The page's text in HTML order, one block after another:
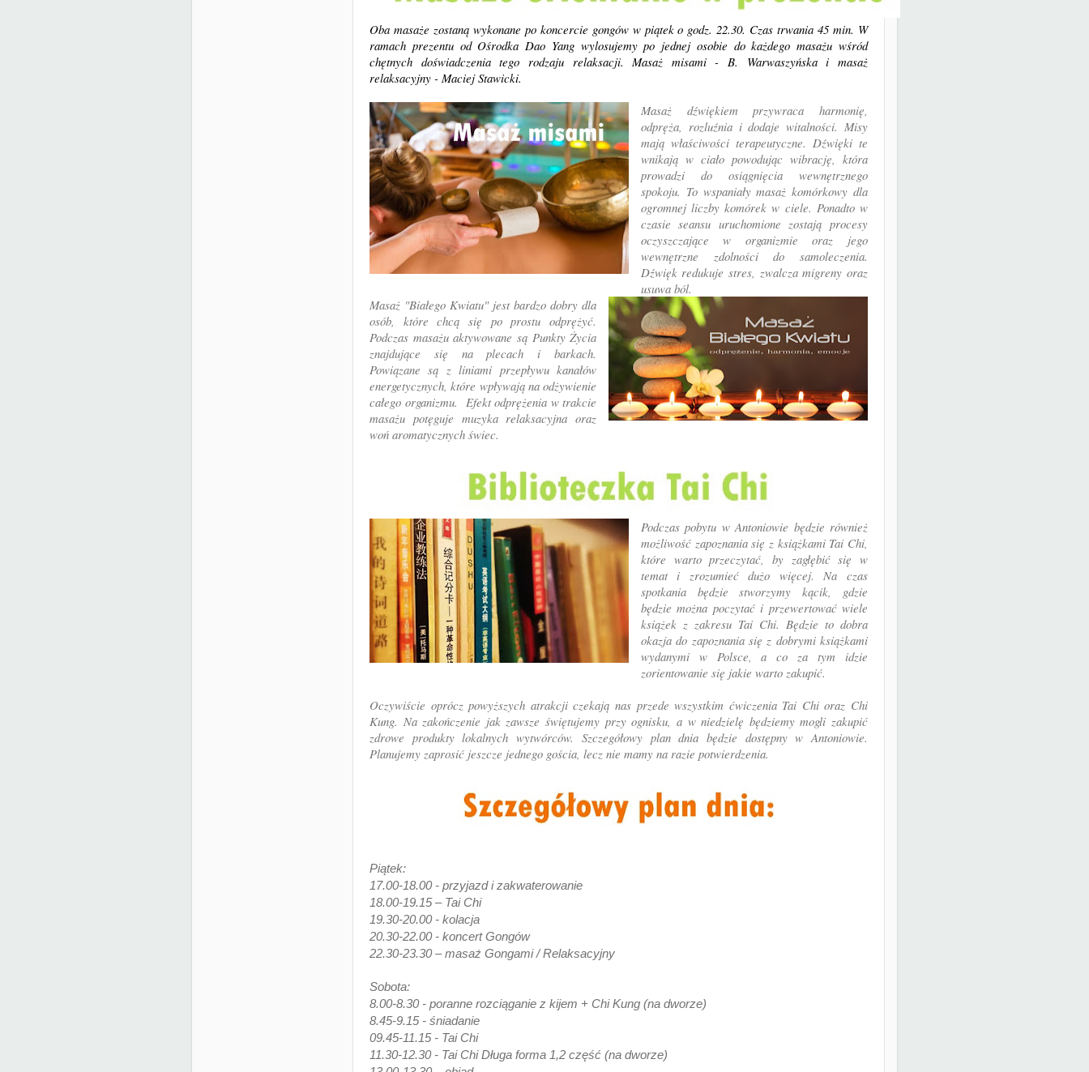
Oba masaże zostaną wykonane po koncercie gongów w piątek o godz. 22.30. Czas trwania 45 min. W
ramach prezentu od Ośrodka Dao Yang wylosujemy po jednej osobie do każdego masażu wśród
chętnych doświadczenia tego rodzaju relaksacji. Masaż misami - B. Warwaszyńska i masaż
relaksacyjny - Maciej Stawicki.
Masaż dźwiękiem przywraca harmonię,
odpręża, rozluźnia i dodaje witalności. Misy
mają właściwości terapeutyczne. Dźwięki te
wnikają w ciało powodując wibrację, która
prowadzi do osiągnięcia wewnętrznego
spokoju. To wspaniały masaż komórkowy dla
ogromnej liczby komórek w ciele. Ponadto w
czasie seansu uruchomione zostają procesy
oczyszczające w organizmie oraz jego
wewnętrzne zdolności do samoleczenia.
Dźwięk redukuje stres, zwalcza migreny oraz
usuwa ból.
Masaż "Białego Kwiatu" jest bardzo dobry dla
osób, które chcą się po prostu odprężyć.
Podczas masażu aktywowane są Punkty Życia
znajdujące się na plecach i barkach.
Powiązane są z liniami przepływu kanałów
energetycznych, które wpływają na odżywienie
całego organizmu. Efekt odprężenia w trakcie
masażu potęguje muzyka relaksacyjna oraz
woń aromatycznych świec.
Podczas pobytu w Antoniowie będzie również
możliwość zapoznania się z książkami Tai Chi,
które warto przeczytać, by zagłębić się w
temat i zrozumieć dużo więcej. Na czas
spotkania będzie stworzymy kącik, gdzie
będzie można poczytać i przewertować wiele
książek z zakresu Tai Chi. Będzie to dobra
okazja do zapoznania się z dobrymi książkami
wydanymi w Polsce, a co za tym idzie
zorientowanie się jakie warto zakupić.
Oczywiście oprócz powyższych atrakcji czekają nas przede wszystkim ćwiczenia Tai Chi oraz Chi
Kung. Na zakończenie jak zawsze świętujemy przy ognisku, a w niedzielę będziemy mogli zakupić
zdrowe produkty lokalnych wytwórców. Szczegółowy plan dnia będzie dostępny w Antoniowie.
Planujemy zaprosić jeszcze jednego gościa, lecz nie mamy na razie potwierdzenia.
Piątek:
17.00-18.00 - przyjazd i zakwaterowanie
18.00-19.15 – Tai Chi
19.30-20.00 - kolacja
20.30-22.00 - koncert Gongów
22.30-23.30 – masaż Gongami / Relaksacyjny
Sobota:
8.00-8.30 - poranne rozciąganie z kijem + Chi Kung (na dworze)
8.45-9.15 - śniadanie
09.45-11.15 - Tai Chi
11.30-12.30 - Tai Chi Długa forma 1,2 część (na dworze)